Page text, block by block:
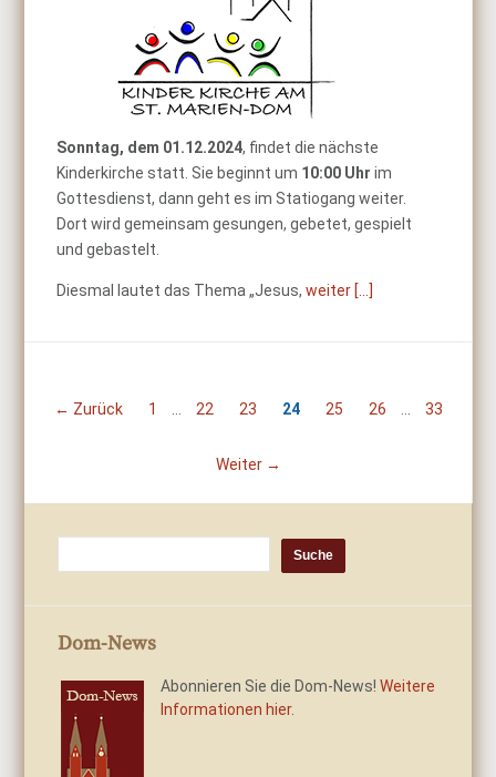
Sonntag, dem 01.12.2024, findet die nächste
Kinderkirche statt. Sie beginnt um 10:00 Uhr im
Gottesdienst, dann geht es im Statiogang weiter.
Dort wird gemeinsam gesungen, gebetet, gespielt
und gebastelt.
Diesmal lautet das Thema „Jesus,weiter [...]
← Zurück 1 22 23 24 25 26 33
Weiter →
Dom-News
Abonnieren Sie die Dom-News!Weitere
Informationen hier.